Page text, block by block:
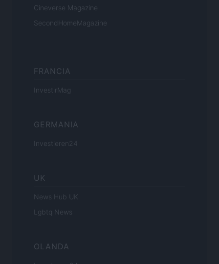
Cineverse Magazine
SecondHomeMagazine
FRANCIA
InvestirMag
GERMANIA
Investieren24
UK
News Hub UK
Lgbtq News
OLANDA